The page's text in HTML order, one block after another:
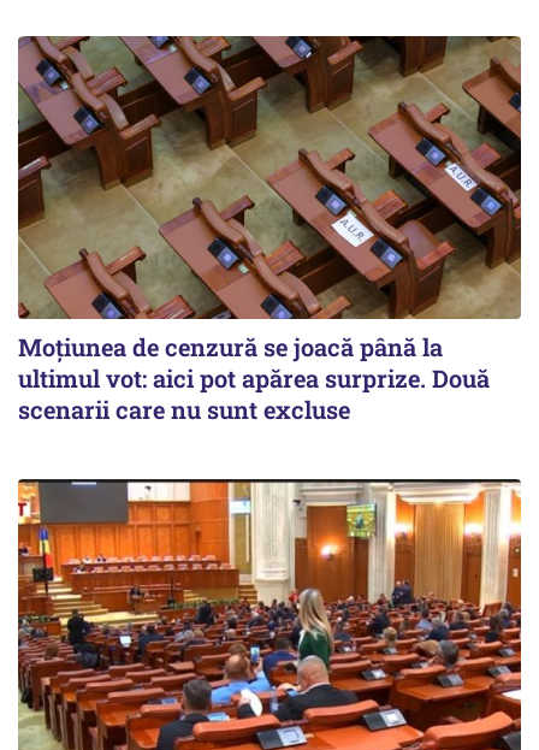
Moțiunea de cenzură se joacă până la
ultimul vot: aici pot apărea surprize. Două
scenarii care nu sunt excluse